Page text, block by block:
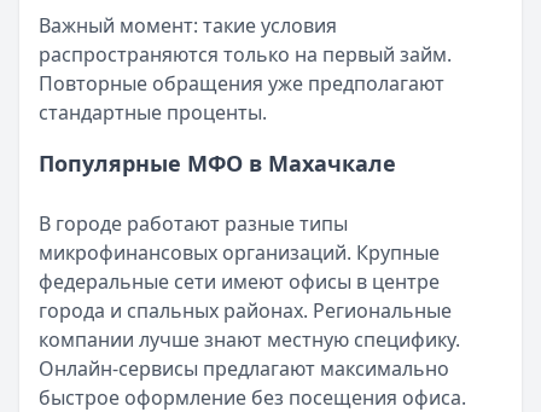
Читать новость
Важный момент: такие условия
распространяются только на первый займ.
Повторные обращения уже предполагают
стандартные проценты.
Популярные МФО в Махачкале
В городе работают разные типы
микрофинансовых организаций. Крупные
федеральные сети имеют офисы в центре
города и спальных районах. Региональные
компании лучше знают местную специфику.
Онлайн-сервисы предлагают максимально
быстрое оформление без посещения офиса.